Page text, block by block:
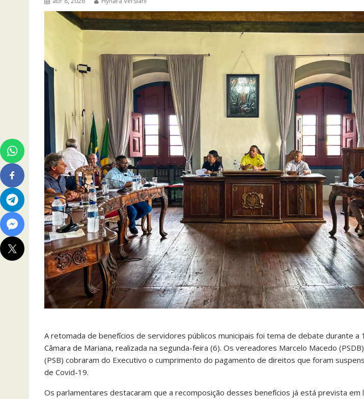
A retomada de benefícios de servidores públicos municipais foi tema de debate durante a
Câmara de Mariana, realizada na segunda-feira (6). Os vereadores Marcelo Macedo
(PSB) cobraram do Executivo o cumprimento do pagamento de direitos que foram
de Covid-19.
Os parlamentares destacaram que a recomposição desses benefícios já está prevista em